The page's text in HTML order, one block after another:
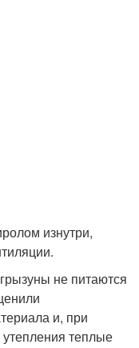
изнутри,
не питаются
и, при
теплые